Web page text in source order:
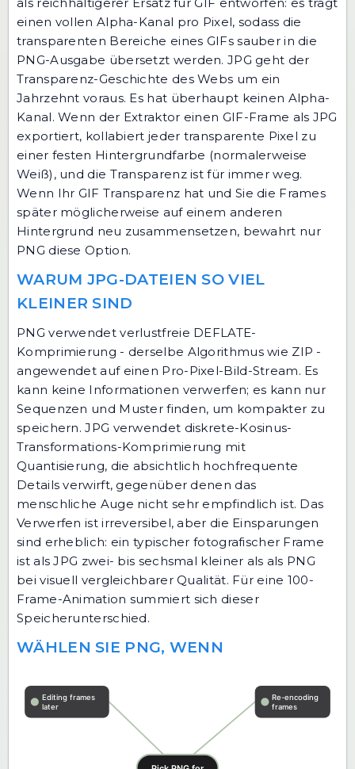
einen vollen Alpha-Kanal pro Pixel, sodass die
transparenten Bereiche eines GIFs sauber in die
PNG-Ausgabe übersetzt werden. JPG geht der
Transparenz-Geschichte des Webs um ein
Jahrzehnt voraus. Es hat überhaupt keinen Alpha-
Kanal. Wenn der Extraktor einen GIF-Frame als JPG
exportiert, kollabiert jeder transparente Pixel zu
einer festen Hintergrundfarbe (normalerweise
Weiß), und die Transparenz ist für immer weg.
Wenn Ihr GIF Transparenz hat und Sie die Frames
später möglicherweise auf einem anderen
Hintergrund neu zusammensetzen, bewahrt nur
PNG diese Option.
WARUM JPG-DATEIEN SO VIEL
KLEINER SIND
PNG verwendet verlustfreie DEFLATE-
Komprimierung - derselbe Algorithmus wie ZIP -
angewendet auf einen Pro-Pixel-Bild-Stream. Es
kann keine Informationen verwerfen; es kann nur
Sequenzen und Muster finden, um kompakter zu
speichern. JPG verwendet diskrete-Kosinus-
Transformations-Komprimierung mit
Quantisierung, die absichtlich hochfrequente
Details verwirft, gegenüber denen das
menschliche Auge nicht sehr empfindlich ist. Das
Verwerfen ist irreversibel, aber die Einsparungen
sind erheblich: ein typischer fotografischer Frame
ist als JPG zwei- bis sechsmal kleiner als als PNG
bei visuell vergleichbarer Qualität. Für eine 100-
Frame-Animation summiert sich dieser
Speicherunterschied.
WÄHLEN SIE PNG, WENN